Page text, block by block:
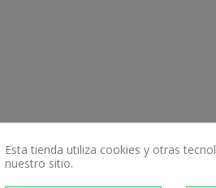
Esta tienda utiliza cookies y otras
nuestro sitio.